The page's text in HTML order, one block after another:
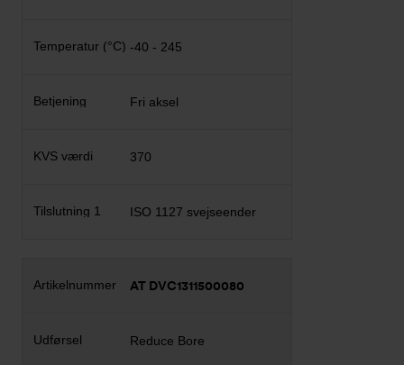
-40 - 245
Fri aksel
370
ISO 1127 svejseender
AT DVC1311500080
Reduce Bore